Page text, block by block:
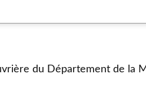
du Département de la